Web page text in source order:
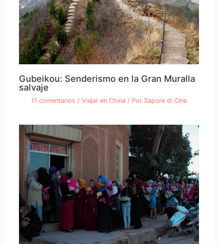
Gubeikou: Senderismo en la Gran Muralla
salvaje
11 comentarios / Viajar en China / Por Sapore di Cina